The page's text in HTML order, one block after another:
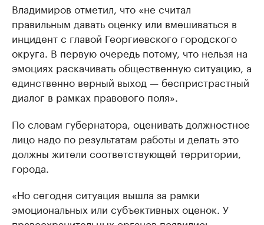
Владимиров отметил, что «не считал
правильным давать оценку или вмешиваться в
инцидент с главой Георгиевского городского
округа. В первую очередь потому, что нельзя на
эмоциях раскачивать общественную ситуацию, а
единственно верный выход — беспристрастный
диалог в рамках правового поля».
По словам губернатора, оценивать должностное
лицо надо по результатам работы и делать это
должны жители соответствующей территории,
города.
«Но сегодня ситуация вышла за рамки
эмоциональных или субъективных оценок. У